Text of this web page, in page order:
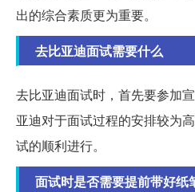
出的综合素质更为重要。
去比亚迪面试需要什么
去比亚迪面试时，首先要参加
亚迪对于面试过程的安排较为
试的顺利进行。
面试时是否需要提前带好纸